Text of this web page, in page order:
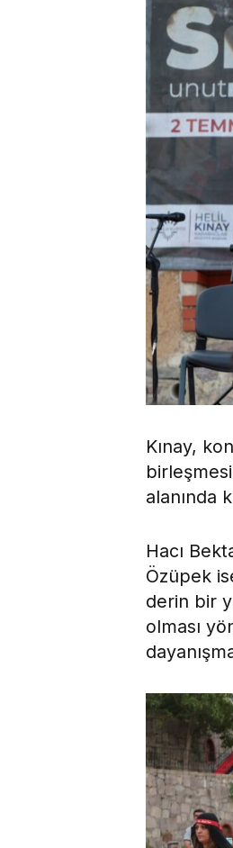
Kınay,
alanında
Hacı
Özüpek
derin bir
olması